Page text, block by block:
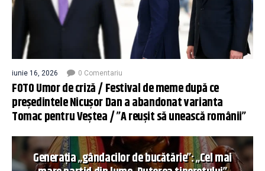
iunie 16, 2026 0 Comentariu
FOTO Umor de criză / Festival de meme după ce
președintele Nicușor Dan a abandonat varianta
Tomac pentru Veștea / ”A reușit să unească românii”
Generația „gândacilor de bucătărie”: „Cel mai